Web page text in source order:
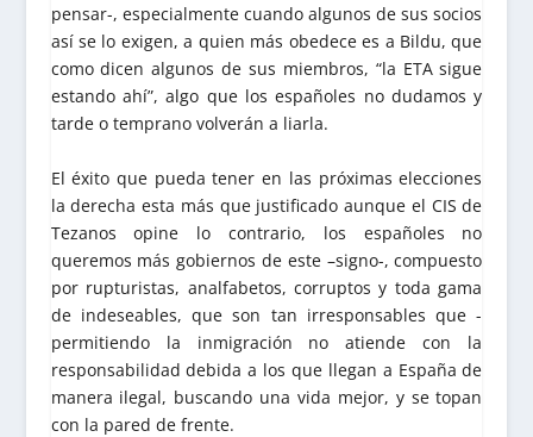
pensar-, especialmente cuando algunos de sus socios
así se lo exigen, a quien más obedece es a Bildu, que
como dicen algunos de sus miembros, “la ETA sigue
estando ahí”, algo que los españoles no dudamos y
tarde o temprano volverán a liarla.
El éxito que pueda tener en las próximas elecciones
la derecha esta más que justificado aunque el CIS de
Tezanos opine lo contrario, los españoles no
queremos más gobiernos de este –signo-, compuesto
por rupturistas, analfabetos, corruptos y toda gama
de indeseables, que son tan irresponsables que -
permitiendo la inmigración no atiende con la
responsabilidad debida a los que llegan a España de
manera ilegal, buscando una vida mejor, y se topan
con la pared de frente.